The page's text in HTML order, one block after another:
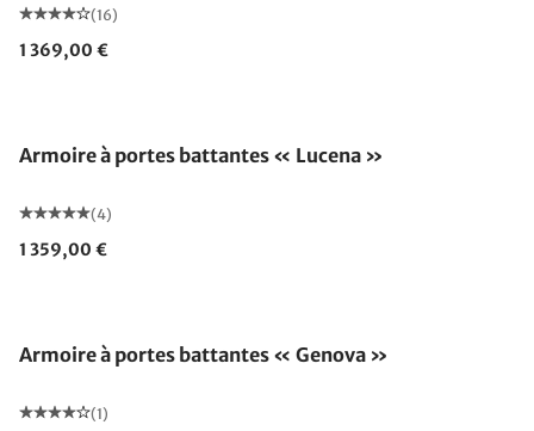
(16)
1 369,00 €
Armoire à portes battantes « Lucena »
(4)
1 359,00 €
Armoire à portes battantes « Genova »
(1)